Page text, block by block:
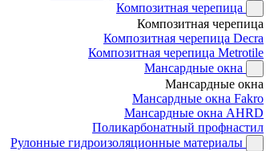
Композитная черепица
Композитная черепица
Композитная черепица Decra
Композитная черепица Metrotile
Мансардные окна
Мансардные окна
Мансардные окна Fakro
Мансардные окна AHRD
Поликарбонатный профнастил
Рулонные гидроизоляционные материалы